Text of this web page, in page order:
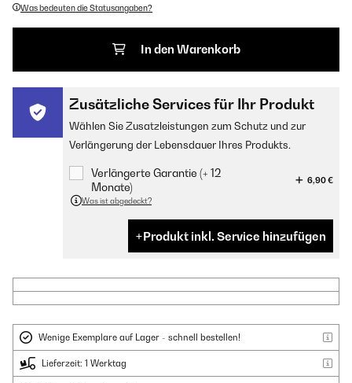
Was bedeuten die Statusangaben?
In den Warenkorb
Zusätzliche Services für Ihr Produkt
Wählen Sie Zusatzleistungen zum Schutz und zur
Verlängerung der Lebensdauer Ihres Produkts.
Verlängerte Garantie (+ 12
Monate)
6,90 €
Was ist abgedeckt?
Produkt inkl. Service hinzufügen
Wenige Exemplare auf Lager - schnell bestellen!
Lieferzeit: 1 Werktag